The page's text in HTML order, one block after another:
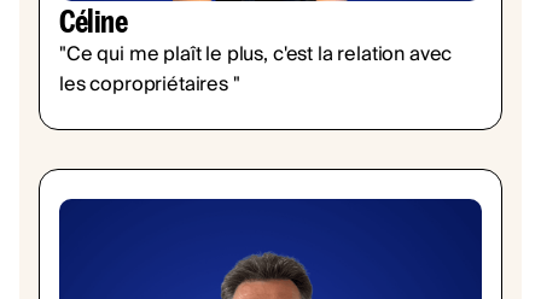
Céline
"Ce qui me plaît le plus, c'est la relation avec
les copropriétaires "